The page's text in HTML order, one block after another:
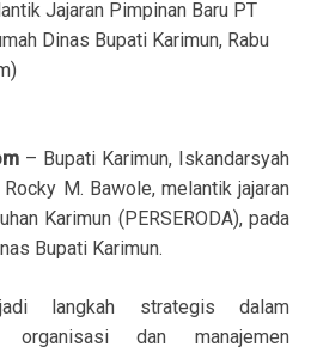
Jajaran Pimpinan Baru PT
Dinas Bupati Karimun, Rabu
– Bupati Karimun, Iskandarsyah
M. Bawole, melantik jajaran
Karimun (PERSERODA), pada
Bupati Karimun.
langkah strategis dalam
organisasi dan manajemen